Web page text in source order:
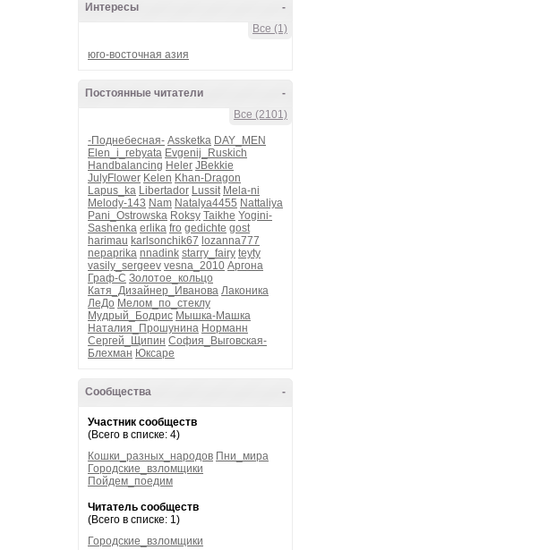
-
Интересы
Все (1)
юго-восточная азия
-
Постоянные читатели
Все (2101)
-Поднебесная- Assketka DAY_MEN
Elen_i_rebyata Evgenij_Ruskich
Handbalancing Heler JBekkie
JulyFlower Kelen Khan-Dragon
Lapus_ka Libertador Lussit Mela-ni
Melody-143 Nam Natalya4455 Nattaliya
Pani_Ostrowska Roksy Taikhe Yogini-
Sashenka erlika fro gedichte gost
harimau karlsonchik67 lozanna777
nepaprika nnadink starry_fairy teyty
vasily_sergeev vesna_2010 Аргона
Граф-С Золотое_кольцо
Катя_Дизайнер_Иванова Лаконика
ЛеДо Мелом_по_стеклу
Мудрый_Бодрис Мышка-Машка
Наталия_Прошунина Норманн
Сергей_Щипин София_Выговская-
Блехман Юксаре
-
Сообщества
Участник сообществ
(Всего в списке: 4)
Кошки_разных_народов Пни_мира
Городские_взломщики
Пойдем_поедим
Читатель сообществ
(Всего в списке: 1)
Городские_взломщики